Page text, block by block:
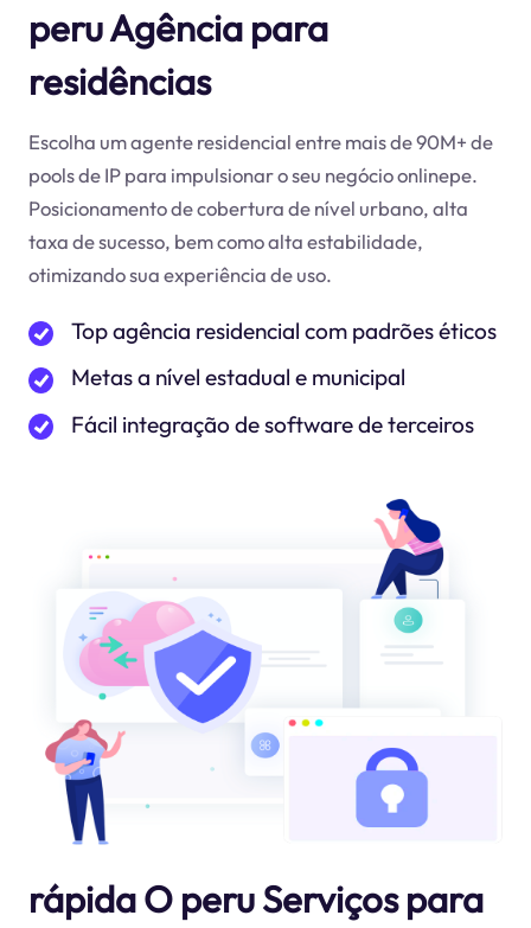
peru Agência para
residências
Escolha um agente residencial entre mais de 90M+ de
pools de IP para impulsionar o seu negócio onlinepe.
Posicionamento de cobertura de nível urbano, alta
taxa de sucesso, bem como alta estabilidade,
otimizando sua experiência de uso.
Top agência residencial com padrões éticos
Metas a nível estadual e municipal
Fácil integração de software de terceiros
rápida O peru Serviços para